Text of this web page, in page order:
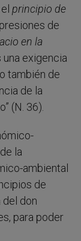
el principio de
de
en la
una exigencia
también de
de la
(N. 36).
la
ambiental
de
del don
para poder